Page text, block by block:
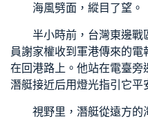
海風劈面，縱目了望。
半小時前，台灣東邊戰
員謝家權收到軍港傳來的
在回港路上。他站在電臺
潛艇接近后用燈光指引它平
視野里，潛艇從遠方的